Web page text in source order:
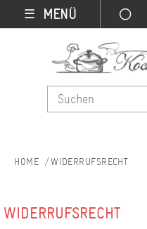
☰ MENÜ
WIDERRUFSRECHT
WIDERRUFS­RECHT